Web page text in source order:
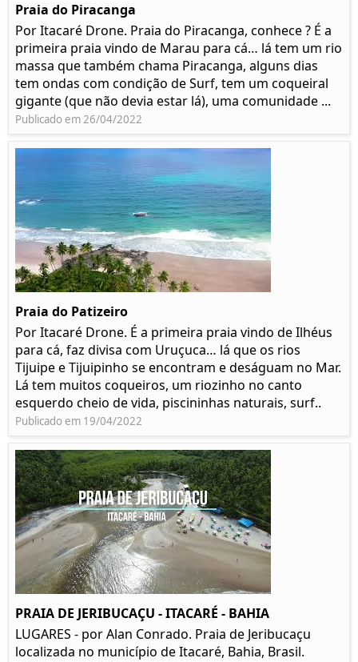
Praia do Piracanga
Por Itacaré Drone. Praia do Piracanga, conhece ? É a
primeira praia vindo de Marau para cá… lá tem um rio
massa que também chama Piracanga, alguns dias
tem ondas com condição de Surf, tem um coqueiral
gigante (que não devia estar lá), uma comunidade ...
Publicado em 26/04/2022
Praia do Patizeiro
Por Itacaré Drone. É a primeira praia vindo de Ilhéus
para cá, faz divisa com Uruçuca… lá que os rios
Tijuipe e Tijuipinho se encontram e deságuam no Mar.
Lá tem muitos coqueiros, um riozinho no canto
esquerdo cheio de vida, piscininhas naturais, surf..
Publicado em 19/04/2022
PRAIA DE JERIBUCAÇU - ITACARÉ - BAHIA
LUGARES - por Alan Conrado. Praia de Jeribucaçu
localizada no município de Itacaré, Bahia, Brasil.